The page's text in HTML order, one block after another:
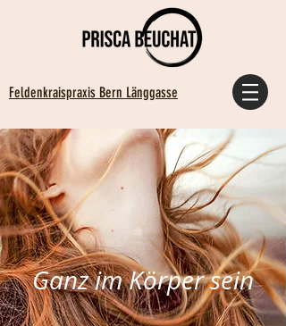
Feldenkraispraxis Bern Länggasse
Ganz im Körper sein